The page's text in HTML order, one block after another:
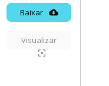
Baixar
Visualizar